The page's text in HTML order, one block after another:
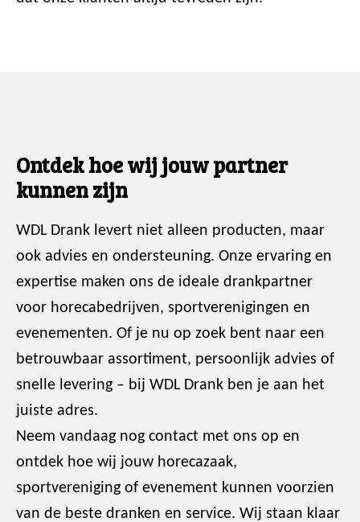
Ontdek hoe wij jouw partner
kunnen zijn
WDL Drank levert niet alleen producten, maar
ook advies en ondersteuning. Onze ervaring en
expertise maken ons de ideale drankpartner
voor horecabedrijven, sportverenigingen en
evenementen. Of je nu op zoek bent naar een
betrouwbaar assortiment, persoonlijk advies of
snelle levering – bij WDL Drank ben je aan het
juiste adres.
Neem vandaag nog contact met ons op en
ontdek hoe wij jouw horecazaak,
sportvereniging of evenement kunnen voorzien
van de beste dranken en service. Wij staan klaar